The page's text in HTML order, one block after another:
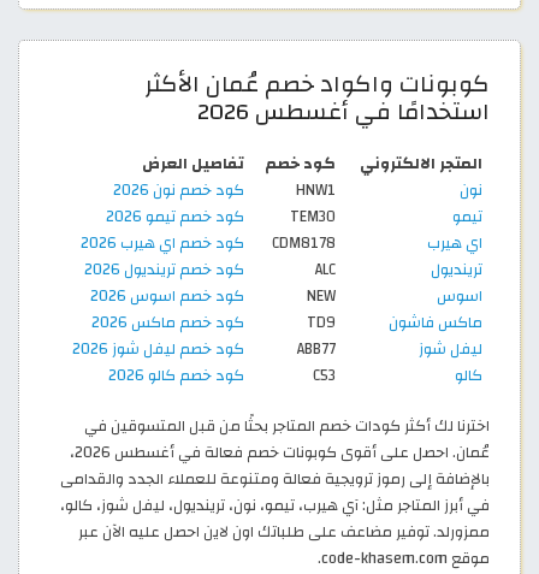
كوبونات واكواد خصم عُمان الأكثر
استخدامًا في أغسطس 2026
المتجر الالكتروني كود خصم
تفاصيل العرض
نون
HNW1
كود خصم نون 2026
تيمو
TEM30
كود خصم تيمو 2026
اي هيرب
CDM8178
كود خصم اي هيرب 2026
ترينديول
ALC
كود خصم ترينديول 2026
اسوس
NEW
كود خصم اسوس 2026
ماكس فاشون
TD9
كود خصم ماكس 2026
ليفل شوز
ABB77
كود خصم ليفل شوز 2026
كالو
C53
كود خصم كالو 2026
اخترنا لك أكثر كودات خصم المتاجر بحثًا من قبل المتسوقين في
عُمان. احصل على أقوى كوبونات خصم فعالة في أغسطس 2026،
بالإضافة إلى رموز ترويجية فعالة ومتنوعة للعملاء الجدد والقدامى
في أبرز المتاجر مثل: آي هيرب، تيمو، نون، ترينديول، ليفل شوز، كالو،
ممزورلد. توفير مضاعف على طلباتك اون لاين احصل عليه الآن عبر
موقع code-khasem.com.